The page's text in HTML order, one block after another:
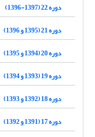
دوره 22 (1397-1396)
دوره 21 (1395 و 1396)
دوره 20 (1394 و 1395)
دوره 19 (1393 و 1394)
دوره 18 (1392 و 1393)
دوره 17 (1391 و 1392)